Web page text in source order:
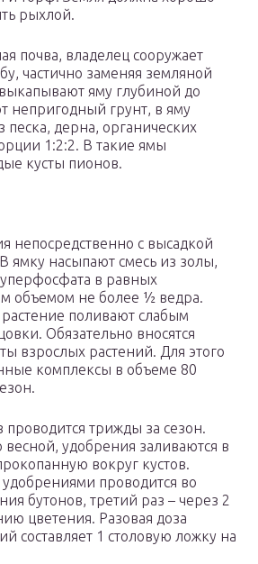
рыхлой.
почва, владелец сооружает
частично заменяя земляной
яму глубиной до
непригодный грунт, в яму
песка, дерна, органических
1:2:2. В такие ямы
кусты пионов.
непосредственно с высадкой
ямку насыпают смесь из золы,
в равных
объемом не более ½ ведра.
поливают слабым
Обязательно вносятся
взрослых растений. Для этого
комплексы в объеме 80
трижды за сезон.
удобрения заливаются в
вокруг кустов.
проводится во
бутонов, третий раз – через 2
цветения. Разовая доза
составляет 1 столовую ложку на